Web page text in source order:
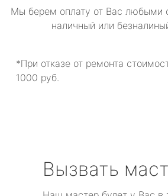
Мы берем оплату от Вас любыми
наличный или
*При отказе от ремонта
1000 руб.
Вызвать